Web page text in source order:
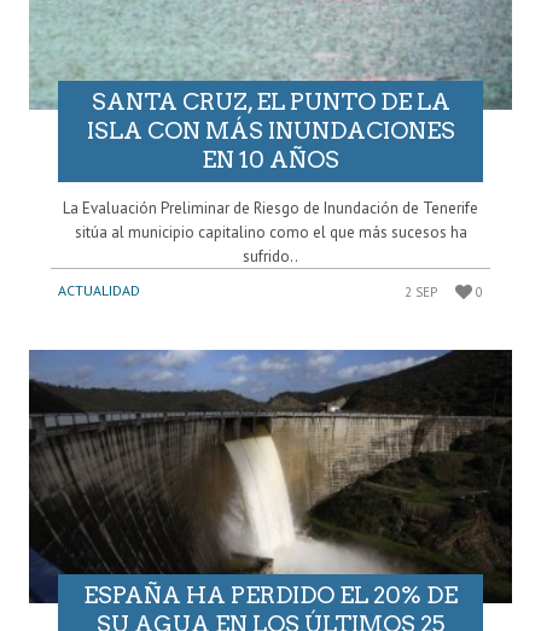
SANTA CRUZ, EL PUNTO DE LA
ISLA CON MÁS INUNDACIONES
EN 10 AÑOS
La Evaluación Preliminar de Riesgo de Inundación de Tenerife
sitúa al municipio capitalino como el que más sucesos ha
sufrido..
ACTUALIDAD 2 SEP 0
ESPAÑA HA PERDIDO EL 20% DE
SU AGUA EN LOS ÚLTIMOS 25